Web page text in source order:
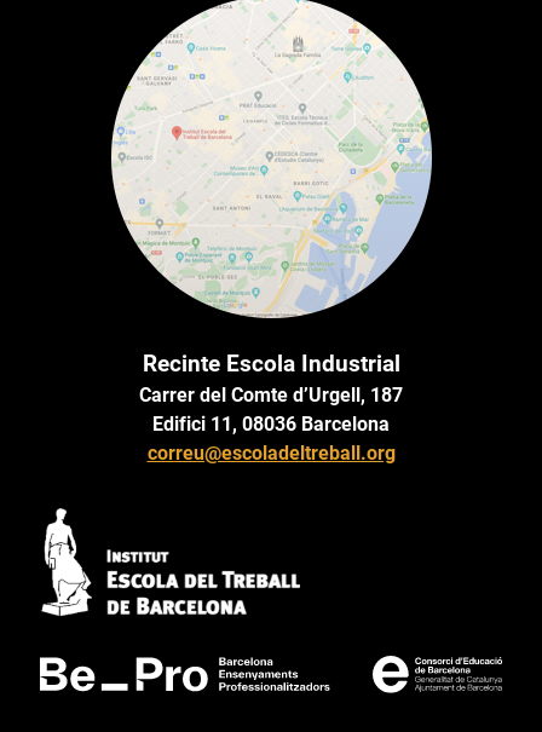
Recinte Escola Industrial
Carrer del Comte d’Urgell, 187
Edifici 11, 08036 Barcelona
correu@escoladeltreball.org